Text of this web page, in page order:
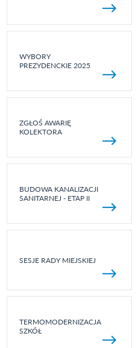
WYBORY
PREZYDENCKIE 2025
ZGŁOŚ AWARIĘ
KOLEKTORA
BUDOWA KANALIZACJI
SANITARNEJ - ETAP II
SESJE RADY MIEJSKIEJ
TERMOMODERNIZACJA
SZKÓŁ